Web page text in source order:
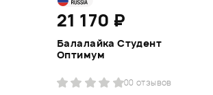
21 170 ₽
Балалайка Студент
Оптимум
00 отзывов